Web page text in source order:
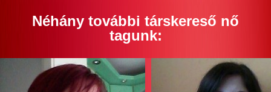
Néhány további társkereső nő
tagunk: